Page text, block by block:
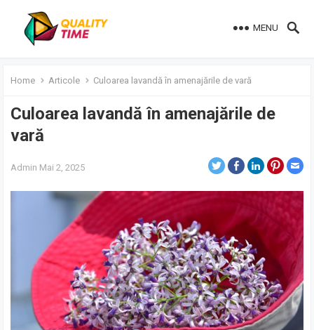
MENU
Home Articole Culoarea lavandă în amenajările de vară
Culoarea lavandă în amenajările de
vară
Admin Mai 2, 2025